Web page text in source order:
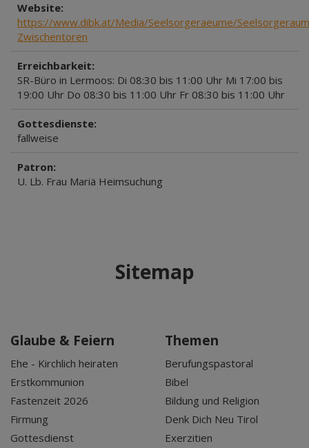
Website:
https://www.dibk.at/Media/Seelsorgeraeume/
Zwischentoren
Erreichbarkeit:
SR-Büro in Lermoos: Di 08:30 bis 11:00 Uhr Mi 17:00 bis
19:00 Uhr Do 08:30 bis 11:00 Uhr Fr 08:30 bis 11:00 Uhr
Gottesdienste:
fallweise
Patron:
U. Lb. Frau Mariä Heimsuchung
Sitemap
Glaube & Feiern
Ehe - Kirchlich heiraten
Erstkommunion
Fastenzeit 2026
Firmung
Gottesdienst
Themen
Berufungspastoral
Bibel
Bildung und Religion
Denk Dich Neu Tirol
Exerzitien